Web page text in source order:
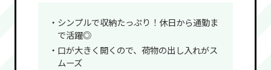
・シンプルで収納たっぷり！休日から通勤ま
で活躍◎
・口が大きく開くので、荷物の出し入れがス
ムーズ